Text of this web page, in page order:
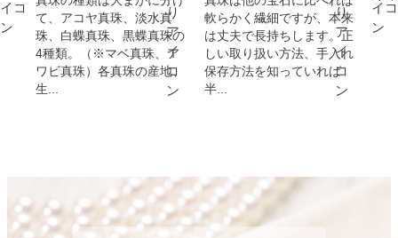
て、アコヤ真珠、淡水真
珠、白蝶真珠、黒蝶真珠の
4種類。（※マベ真珠、ア
ワビ真珠）各真珠の産地、
生...
軟らかく繊細ですが、本来
は丈夫で長持ちします。正
しい取り扱い方法、手入れ
保存方法を知っていれば
半...